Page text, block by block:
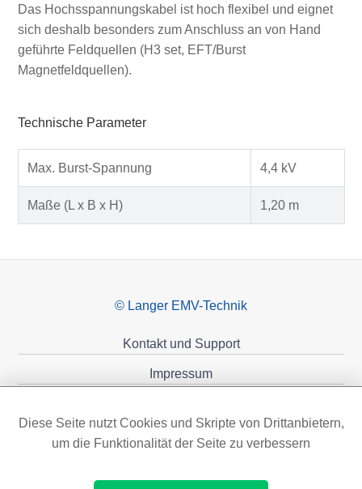
Das Hochsspannungskabel ist hoch flexibel und eignet
sich deshalb besonders zum Anschluss an von Hand
geführte Feldquellen (H3 set, EFT/Burst
Magnetfeldquellen).
Technische Parameter
Max. Burst-Spannung 4,4 kV
Maße (L x B x H) 1,20 m
© Langer EMV-Technik
Kontakt und Support
Impressum
Diese Seite nutzt Cookies und Skripte von Drittanbietern,
um die Funktionalität der Seite zu verbessern